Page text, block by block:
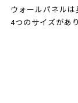
ウォールパネル
4つのサイズがあ